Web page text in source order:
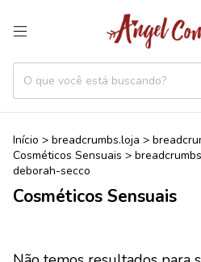
Início > breadcrumbs.loja >
Cosméticos Sensuais >
deborah-secco
Cosméticos Sensuais